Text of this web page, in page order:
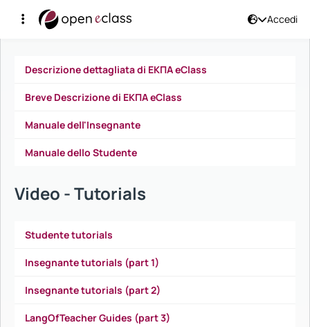
Accedi
Manuali disponibili
Descrizione dettagliata di ΕΚΠΑ eClass
Breve Descrizione di ΕΚΠΑ eClass
Manuale dell'Insegnante
Manuale dello Studente
Video - Tutorials
Studente tutorials
Insegnante tutorials (part 1)
Insegnante tutorials (part 2)
LangOfTeacher Guides (part 3)